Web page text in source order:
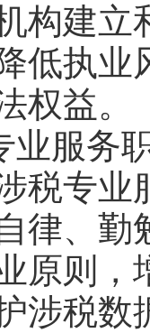
构建立
低执
权益。
业服务
税专业
律、勤
原则，
涉税数